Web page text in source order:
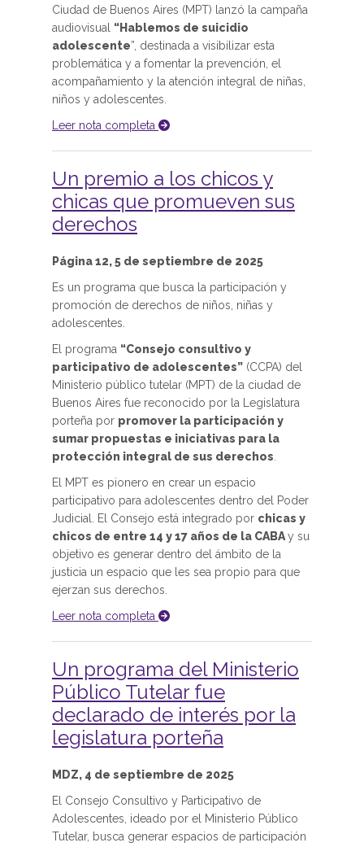
Ciudad de Buenos Aires (MPT) lanzó la campaña
audiovisual “Hablemos de suicidio
adolescente”, destinada a visibilizar esta
problemática y a fomentar la prevención, el
acompañamiento y la atención integral de niñas,
niños y adolescentes.
Leer nota completa
Un premio a los chicos y
chicas que promueven sus
derechos
Página 12, 5 de septiembre de 2025
Es un programa que busca la participación y
promoción de derechos de niños, niñas y
adolescentes.
El programa “Consejo consultivo y
participativo de adolescentes” (CCPA) del
Ministerio público tutelar (MPT) de la ciudad de
Buenos Aires fue reconocido por la Legislatura
porteña por promover la participación y
sumar propuestas e iniciativas para la
protección integral de sus derechos
El MPT es pionero en crear un espacio
participativo para adolescentes dentro del Poder
Judicial. El Consejo está integrado por chicas y
chicos de entre 14 y 17 años de la CABAy su
objetivo es generar dentro del ámbito de la
justicia un espacio que les sea propio para que
ejerzan sus derechos.
Leer nota completa
Un programa del Ministerio
Público Tutelar fue
declarado de interés por la
legislatura porteña
MDZ, 4 de septiembre de 2025
El Consejo Consultivo y Participativo de
Adolescentes, ideado por el Ministerio Público
Tutelar, busca generar espacios de participación